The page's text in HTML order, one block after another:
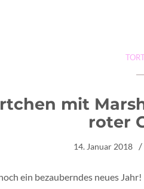
mit
roter
14. Januar 2018
ein bezauberndes neues